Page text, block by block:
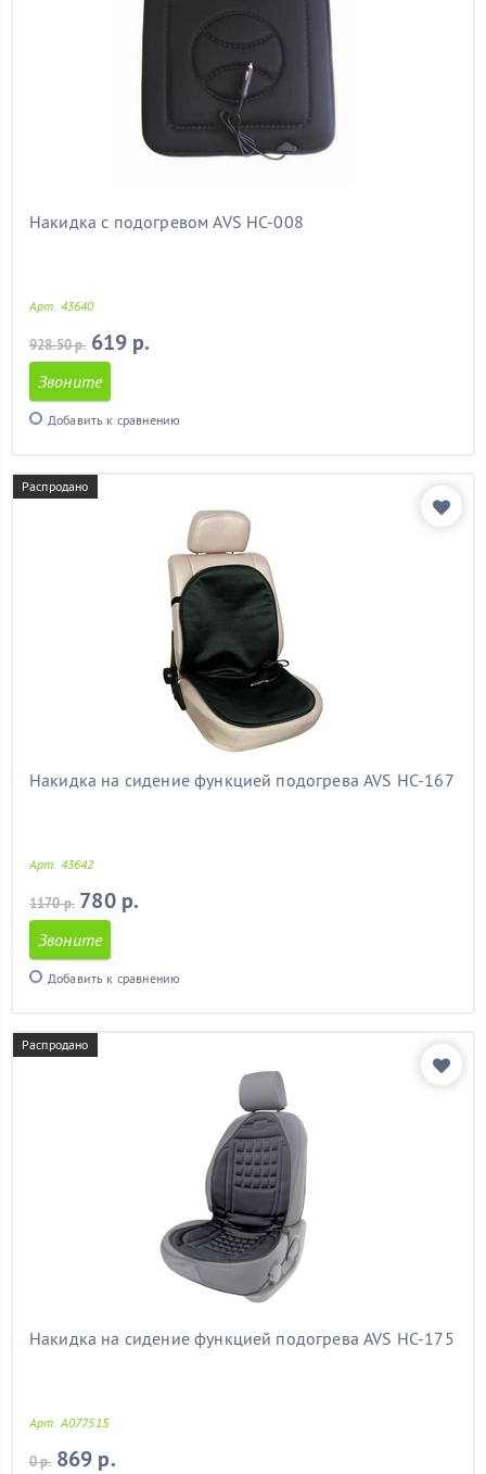
Накидка с подогревом AVS HC-008
Арт. 43640
928.50 р. 619 р.
Звоните
Добавить к сравнению
Распродано
Накидка на сидение функцией подогрева AVS HC-167
Арт. 43642
1170 р. 780 р.
Звоните
Добавить к сравнению
Распродано
Накидка на сидение функцией подогрева AVS HC-175
Арт. A07751S
0 р. 869 р.